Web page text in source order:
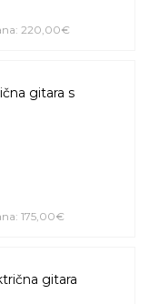
220,00€
gitara s
175,00€
gitara